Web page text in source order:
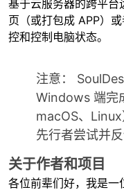
基于云服务器的跨平台
页（或打包成 APP）
控和控制电脑状态。
注意：
Windows 端完
macOS、
先行者尝试并
关于作者和项目
各位前辈们好，我是一